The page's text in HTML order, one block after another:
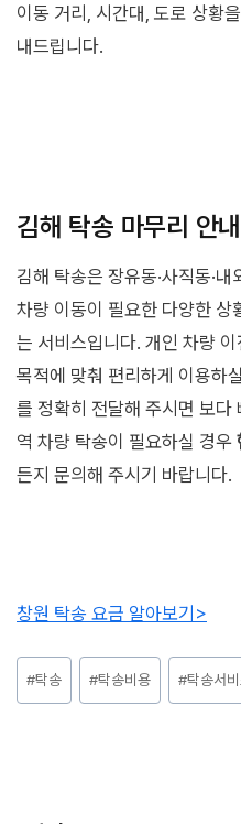
이동 거리, 시간대, 도로 상황
내드립니다.
김해 탁송 마무리 안내
김해 탁송은 장유동·사직동·
차량 이동이 필요한 다양한 상
는 서비스입니다. 개인 차량
목적에 맞춰 편리하게 이용하
를 정확히 전달해 주시면 보다
역 차량 탁송이 필요하실 경우
든지 문의해 주시기 바랍니다.
창원 탁송 요금 알아보기>
Post
Tags:
#탁송 #탁송비용 #탁송서